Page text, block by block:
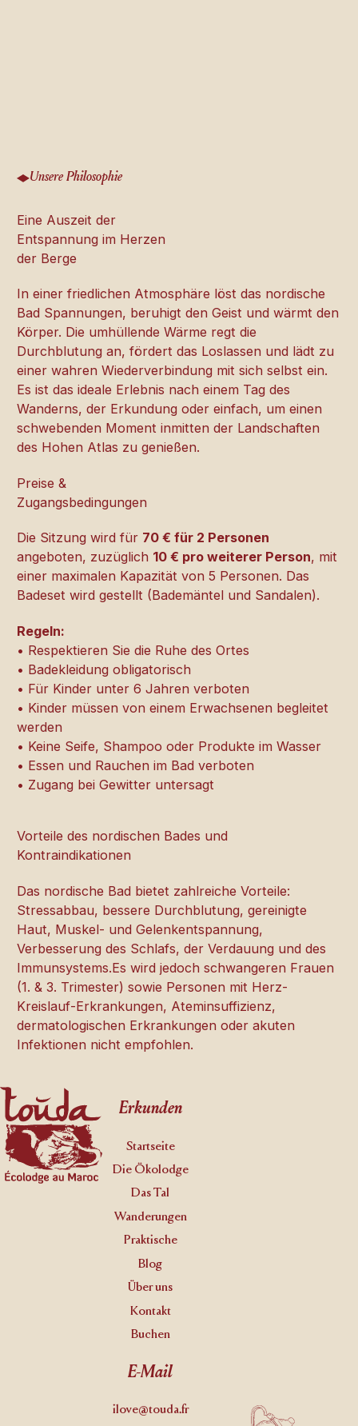
Unsere Philosophie
Eine Auszeit der
Entspannung im Herzen
der Berge
In einer friedlichen Atmosphäre löst das nordische
Bad Spannungen, beruhigt den Geist und wärmt den
Körper. Die umhüllende Wärme regt die
Durchblutung an, fördert das Loslassen und lädt zu
einer wahren Wiederverbindung mit sich selbst ein.
Es ist das ideale Erlebnis nach einem Tag des
Wanderns, der Erkundung oder einfach, um einen
schwebenden Moment inmitten der Landschaften
des Hohen Atlas zu genießen.
Preise &
Zugangsbedingungen
Die Sitzung wird für 70 € für 2 Personen
angeboten, zuzüglich 10 € pro weiterer Person, mit
einer maximalen Kapazität von 5 Personen. Das
Badeset wird gestellt (Bademäntel und Sandalen).
Regeln:
• Respektieren Sie die Ruhe des Ortes
• Badekleidung obligatorisch
• Für Kinder unter 6 Jahren verboten
• Kinder müssen von einem Erwachsenen begleitet
werden
• Keine Seife, Shampoo oder Produkte im Wasser
• Essen und Rauchen im Bad verboten
• Zugang bei Gewitter untersagt
Vorteile des nordischen Bades und
Kontraindikationen
Das nordische Bad bietet zahlreiche Vorteile:
Stressabbau, bessere Durchblutung, gereinigte
Haut, Muskel- und Gelenkentspannung,
Verbesserung des Schlafs, der Verdauung und des
Immunsystems.Es wird jedoch schwangeren Frauen
(1. & 3. Trimester) sowie Personen mit Herz-
Kreislauf-Erkrankungen, Ateminsuffizienz,
dermatologischen Erkrankungen oder akuten
Infektionen nicht empfohlen.
Footer
Erkunden
Startseite
Die Ökolodge
Das Tal
Wanderungen
Praktische
Blog
Über uns
Kontakt
Buchen
E-Mail
ilove@touda.fr